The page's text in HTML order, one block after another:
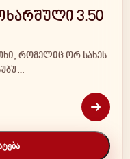
3.50
რომელიც ორ სახეს